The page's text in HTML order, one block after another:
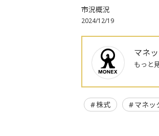
市況概況
2024/12/19
マネ
もっと
株式 マネッ